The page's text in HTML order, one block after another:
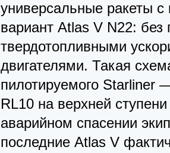
универсальные ракеты
вариант Atlas V N22: без
твердотопливными
двигателями. Такая
пилотируемого Starliner
RL10 на верхней
аварийном спасении
последние Atlas V